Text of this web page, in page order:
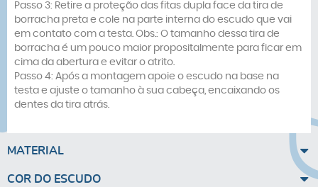
Passo 3: Retire a proteção das fitas dupla face da tira de
borracha preta e cole na parte interna do escudo que vai
em contato com a testa. Obs.: O tamanho dessa tira de
borracha é um pouco maior propositalmente para ficar em
cima da abertura e evitar o atrito.
Passo 4: Após a montagem apoie o escudo na base na
testa e ajuste o tamanho à sua cabeça, encaixando os
dentes da tira atrás.
MATERIAL
COR DO ESCUDO